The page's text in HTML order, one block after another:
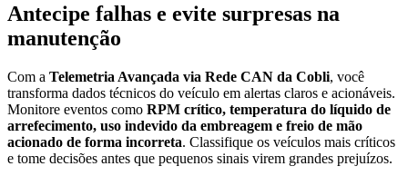
Antecipe falhas e evite surpresas na
manutenção
Com a Telemetria Avançada via Rede CAN da Cobli, você
transforma dados técnicos do veículo em alertas claros e acionáveis.
Monitore eventos como RPM crítico, temperatura do líquido de
arrefecimento, uso indevido da embreagem e freio de mão
acionado de forma incorreta. Classifique os veículos mais críticos
e tome decisões antes que pequenos sinais virem grandes prejuízos.